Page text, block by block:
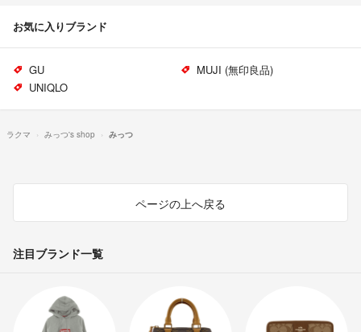
お気に入りブランド
GU
MUJI (無印良品)
UNIQLO
ラクマ みっつ's shop みっつ
ページの上へ戻る
注目ブランド一覧